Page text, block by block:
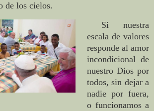
de los cielos.
Si nuestra
escala de valores
responde al amor
incondicional de
nuestro Dios por
todos, sin dejar a
nadie por fuera,
o funcionamos a